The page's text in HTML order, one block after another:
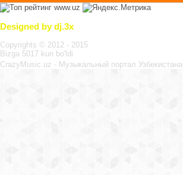
Designed by dj.3x
Copyrights © 2012 - 2015
Bizga 5017 kun bo'ldi
CrazyMusic.uz - Музыкальный портал Узбекистана